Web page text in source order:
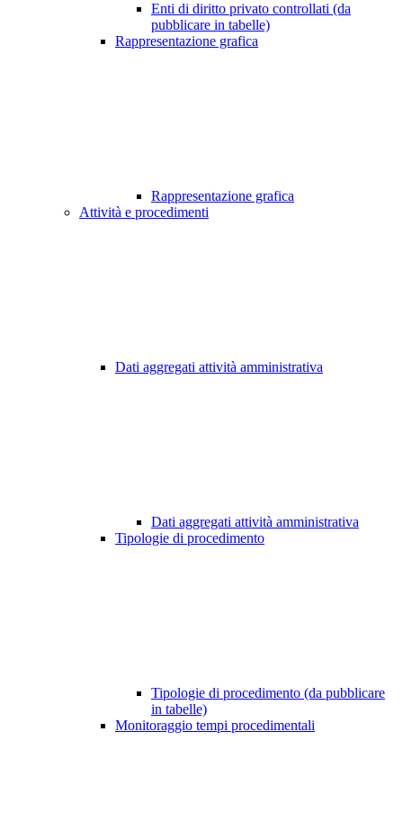
Enti di diritto privato controllati (da
pubblicare in tabelle)
Rappresentazione grafica
Rappresentazione grafica
Attività e procedimenti
Dati aggregati attività amministrativa
Dati aggregati attività amministrativa
Tipologie di procedimento
Tipologie di procedimento (da pubblicare
in tabelle)
Monitoraggio tempi procedimentali